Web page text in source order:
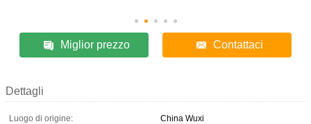
Miglior prezzo Contattaci
Dettagli
Luogo di origine:
China Wuxi